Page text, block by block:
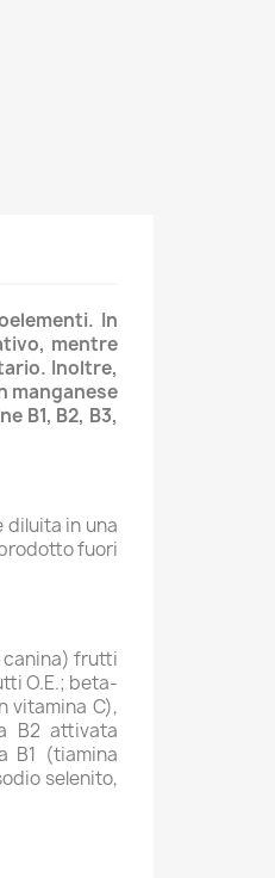
In
mentre
Inoltre,
manganese
B1, B2, B3,
diluita in una
fuori
canina) frutti
O.E.; beta-
vitamina C),
B2 attivata
B1 (tiamina
selenito,